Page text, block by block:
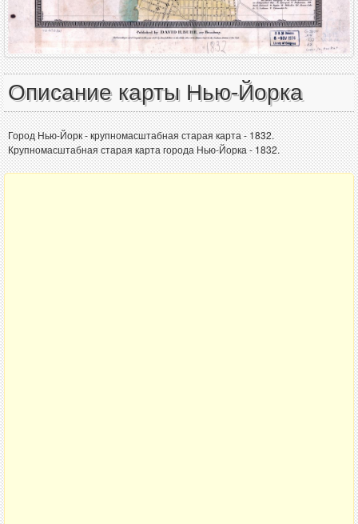
Описание карты Нью-Йорка
Город Нью-Йорк - крупномасштабная старая карта - 1832.
Крупномасштабная старая карта города Нью-Йорка - 1832.